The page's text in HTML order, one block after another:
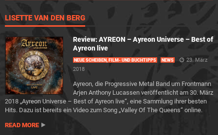
LISETTE VAN DEN BERG
Review: AYREON – Ayreon Universe – Best of
Ayreon live
NEUE SCHEIBEN, FILM- UND BUCHTIPPS NEWS
23. März
2018
Ayreon, die Progressive Metal Band um Frontmann
Arjen Anthony Lucassen veröffentlicht am 30. März
2018 „Ayreon Universe – Best of Ayreon live“, eine Sammlung ihrer besten
Hits. Dazu ist bereits ein Video zum Song „Valley Of The Queens“ online.
READ MORE